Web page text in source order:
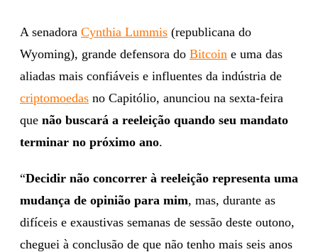
A senadora Cynthia Lummis (republicana do
Wyoming), grande defensora do Bitcoin e uma das
aliadas mais confiáveis ​​e influentes da indústria de
criptomoedas no Capitólio, anunciou na sexta-feira
que não buscará a reeleição quando seu mandato
terminar no próximo ano.
“Decidir não concorrer à reeleição representa uma
mudança de opinião para mim, mas, durante as
difíceis e exaustivas semanas de sessão deste outono,
cheguei à conclusão de que não tenho mais seis anos